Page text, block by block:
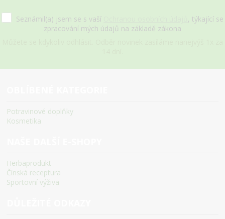
Seznámil(a) jsem se s vaší
, týkající se
zpracování mých údajů na základě zákona
Potravinové doplňky
Kosmetika
Herbaprodukt
Čínská receptura
Sportovní výživa